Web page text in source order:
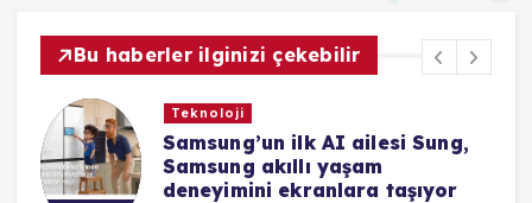
Bu haberler ilginizi çekebilir
Teknoloji
Samsung’un ilk AI ailesi Sung,
Samsung akıllı yaşam
deneyimini ekranlara taşıyor